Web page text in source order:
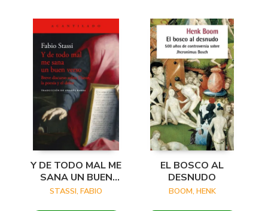
Y DE TODO MAL ME
SANA UN BUEN
VERSO
STASSI, FABIO
EL BOSCO AL
DESNUDO
BOOM, HENK